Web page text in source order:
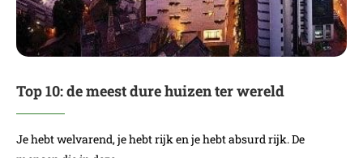
Top 10: de meest dure huizen ter wereld
Je hebt welvarend, je hebt rijk en je hebt absurd rijk. De